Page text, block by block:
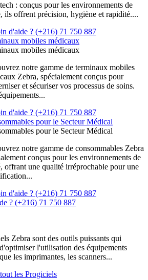
: conçus pour les environnements de
ils offrent précision, hygiène et rapidité....
d'aide ? (+216) 71 750 887
mobiles médicaux
mobiles médicaux
notre gamme de terminaux mobiles
Zebra, spécialement conçus pour
et sécuriser vos processus de soins.
d'aide ? (+216) 71 750 887
pour le Secteur Médical
pour le Secteur Médical
notre gamme de consommables Zebra
conçus pour les environnements de
offrant une qualité irréprochable pour une
d'aide ? (+216) 71 750 887
? (+216) 71 750 887
Zebra sont des outils puissants qui
l'utilisation des équipements
les imprimantes, les scanners...
les Progiciels